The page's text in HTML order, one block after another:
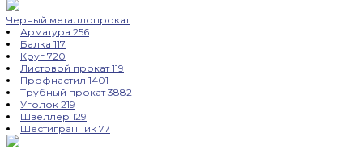
Черный металлопрокат
Арматура 256
Балка 117
Круг 720
Листовой прокат119
Профнастил 1401
Трубный прокат3882
Уголок 219
Швеллер 129
Шестигранник 77